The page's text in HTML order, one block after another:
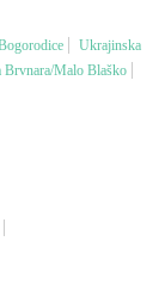
Ukrajinska
Brvnara/Malo Blaško